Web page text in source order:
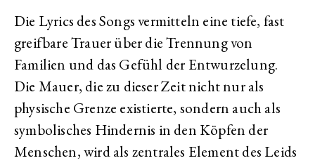
Die Lyrics des Songs vermitteln eine tiefe, fast
greifbare Trauer über die Trennung von
Familien und das Gefühl der Entwurzelung.
Die Mauer, die zu dieser Zeit nicht nur als
physische Grenze existierte, sondern auch als
symbolisches Hindernis in den Köpfen der
Menschen, wird als zentrales Element des Leids